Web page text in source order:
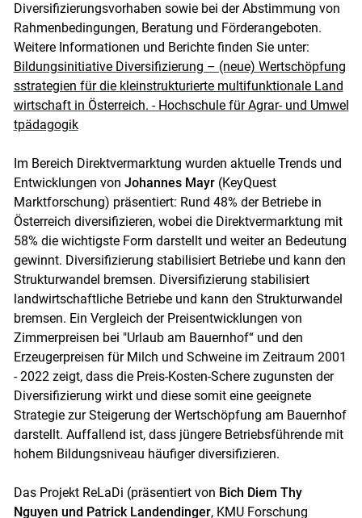
Diversifizierungsvorhaben sowie bei der Abstimmung von
Rahmenbedingungen, Beratung und Förderangeboten.
Weitere Informationen und Berichte finden Sie unter:
Bildungsinitiative Diversifizierung – (neue) Wertschöpfung
sstrategien für die kleinstrukturierte multifunktionale Land
wirtschaft in Österreich. - Hochschule für Agrar- und Umwel
tpädagogik
Im Bereich Direktvermarktung wurden aktuelle Trends und
Entwicklungen von Johannes Mayr(KeyQuest
Marktforschung) präsentiert: Rund 48% der Betriebe in
Österreich diversifizieren, wobei die Direktvermarktung mit
58% die wichtigste Form darstellt und weiter an Bedeutung
gewinnt. Diversifizierung stabilisiert Betriebe und kann den
Strukturwandel bremsen. Diversifizierung stabilisiert
landwirtschaftliche Betriebe und kann den Strukturwandel
bremsen. Ein Vergleich der Preisentwicklungen von
Zimmerpreisen bei "Urlaub am Bauernhof“ und den
Erzeugerpreisen für Milch und Schweine im Zeitraum 2001
- 2022 zeigt, dass die Preis-Kosten-Schere zugunsten der
Diversifizierung wirkt und diese somit eine geeignete
Strategie zur Steigerung der Wertschöpfung am Bauernhof
darstellt. Auffallend ist, dass jüngere Betriebsführende mit
hohem Bildungsniveau häufiger diversifizieren.
Das Projekt ReLaDi (präsentiert von Bich Diem Thy
Nguyen und Patrick Landendinger, KMU Forschung